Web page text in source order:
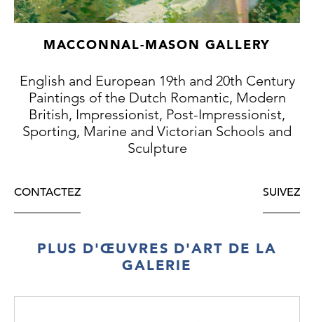
MACCONNAL-MASON GALLERY
English and European 19th and 20th Century
Paintings of the Dutch Romantic, Modern
British, Impressionist, Post-Impressionist,
Sporting, Marine and Victorian Schools and
Sculpture
CONTACTEZ SUIVEZ
PLUS D'ŒUVRES D'ART DE LA
GALERIE